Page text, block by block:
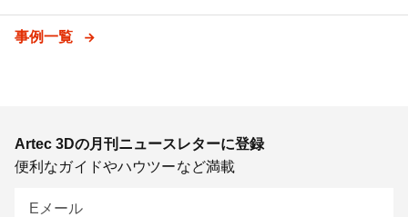
事例一覧
Artec 3Dの月刊ニュースレターに登録
便利なガイドやハウツーなど満載
Eメール